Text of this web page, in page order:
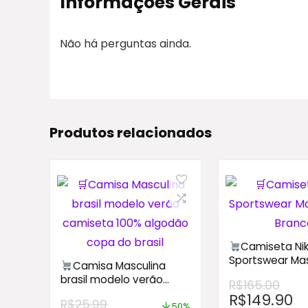
Não há perguntas ainda.
Produtos relacionados
Camisa Masculina
brasil modelo verão
R$25.99
Camiseta
Sportswear
R$165.00
R$149.90